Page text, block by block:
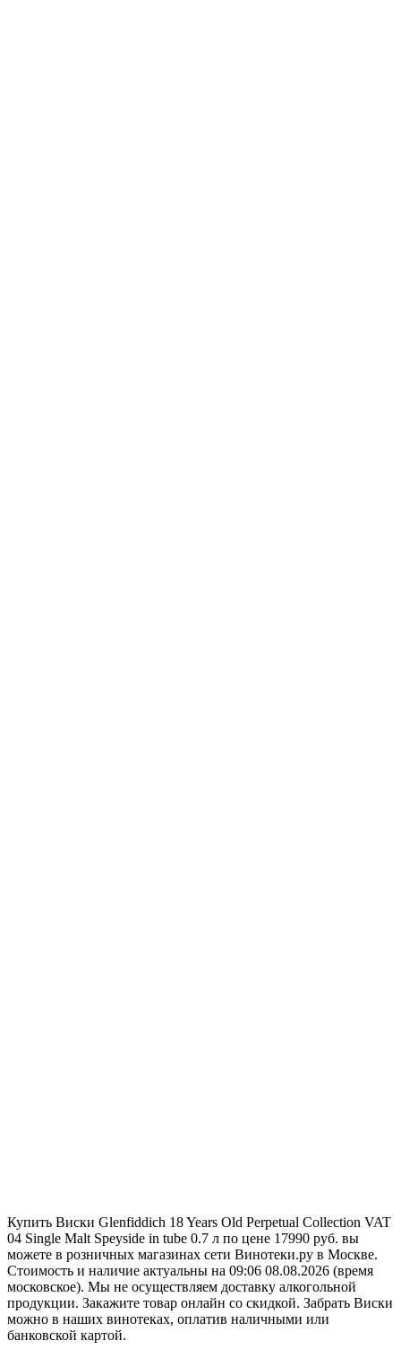
Купить Виски Glenfiddich 18 Years Old Perpetual Collection VAT
04 Single Malt Speyside in tube 0.7 л по цене 17990 руб. вы
можете в розничных магазинах сети Винотеки.ру в Москве.
Стоимость и наличие актуальны на 09:06 08.08.2026 (время
московское). Мы не осуществляем доставку алкогольной
продукции. Закажите товар онлайн со скидкой. Забрать Виски
можно в наших винотеках, оплатив наличными или
банковской картой.